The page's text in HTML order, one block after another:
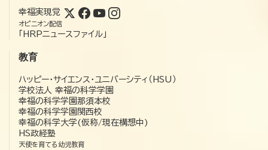
幸福実現党
オピニオン配信
「HRPニュースファイル」
教育
ハッピー・サイエンス・ユニバーシティ（HSU）
学校法人 幸福の科学学園
幸福の科学学園那須本校
幸福の科学学園関西校
幸福の科学大学(仮称/現在構想中)
HS政経塾
天使を育てる幼児教育